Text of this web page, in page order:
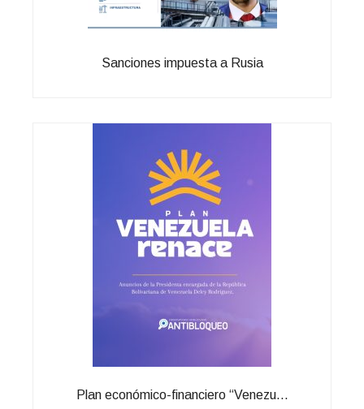
Sanciones impuesta a Rusia
Plan económico-financiero “Venezu...